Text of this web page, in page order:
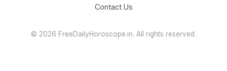
Contact Us
© 2026 FreeDailyHoroscope.in. All rights reserved.